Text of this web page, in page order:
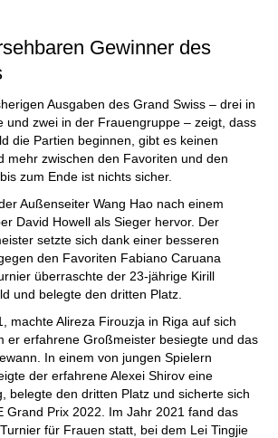
Gewinner des
Ausgaben des Grand Swiss – drei in
und zwei in der Frauengruppe – zeigt, dass
die Partien beginnen, gibt es keinen
mehr zwischen den Favoriten und den
zum Ende ist nichts sicher.
Außenseiter Wang Hao nach einem
David Howell als Sieger hervor. Der
setzte sich dank einer besseren
den Favoriten Fabiano Caruana
überraschte der 23-jährige Kirill
und belegte den dritten Platz.
machte Alireza Firouzja in Riga auf sich
er erfahrene Großmeister besiegte und das
In einem von jungen Spielern
der erfahrene Alexei Shirov eine
belegte den dritten Platz und sicherte sich
Grand Prix 2022. Im Jahr 2021 fand das
für Frauen statt, bei dem Lei Tingjie